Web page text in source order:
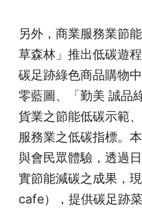
另外，商業服務業節
草森林」推出低碳遊
碳足跡綠色商品購物
零藍圖、「勤美 誠品
貨業之節能低碳示範
服務業之低碳指標。
與會民眾體驗，透過
實節能減碳之成果，
cafe），提供碳足跡